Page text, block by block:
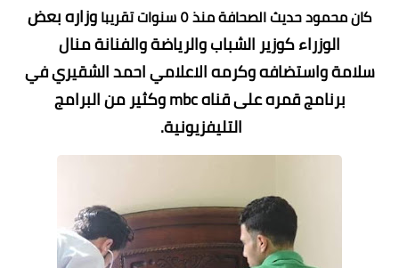
كان محمود حديث الصحافة منذ ٥ سنوات تقريبا
وزاره بعض
الوزراء كوزير الشباب والرياضة والفنانة منال
سلامةواستضافه وكرمه الاعلامي احمد الشقيري في
برنامج قمره على قناه mbc
وكثير من البرامج
التليفزيونية.